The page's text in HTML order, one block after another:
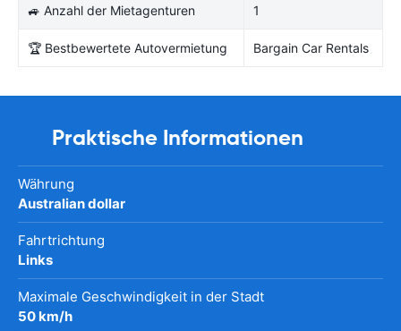
🚙 Anzahl der Mietagenturen 1
🏆 Bestbewertete Autovermietung Bargain Car Rentals
Praktische Informationen
Währung
Australian dollar
Fahrtrichtung
Links
Maximale Geschwindigkeit in der Stadt
50 km/h